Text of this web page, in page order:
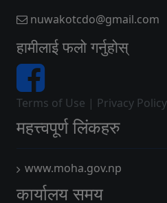
nuwakotcdo@gmail.com
हामीलाई फलो गर्नुहोस्
Terms of Use | Privacy Policy
महत्त्वपूर्ण लिंकहरु
www.moha.gov.np
कार्यालय समय